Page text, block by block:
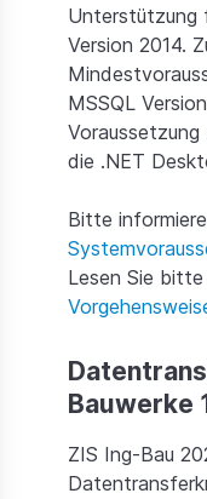
Unterstützung
Version 2014.
MSSQL
die .NET
Bitte
Lesen Sie
Bauwerke
ZIS Ing-Bau